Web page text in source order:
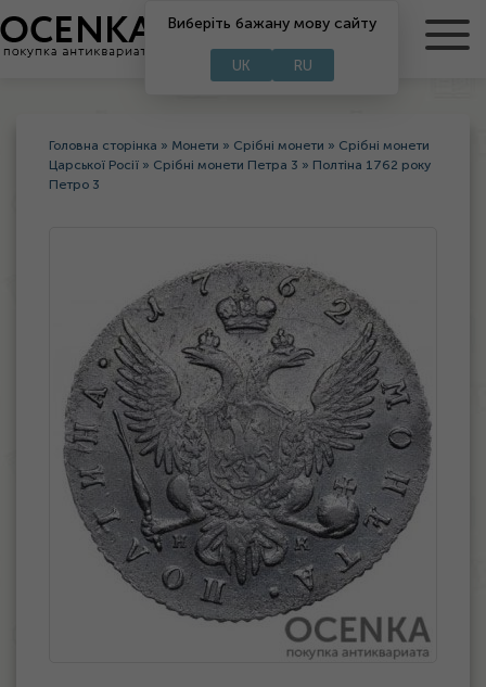
RU
Виберіть бажану мову сайту
UK RU
Головна сторінка » Монети » Срібні монети » Срібні монети
Царської Росії » Срібні монети Петра 3 » Полтіна 1762 року
Петро 3